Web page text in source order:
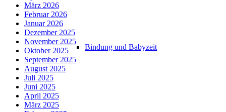
Bindung und Babyzeit
März 2026
Februar 2026
Januar 2026
Dezember 2025
November 2025
Oktober 2025
September 2025
August 2025
Juli 2025
Juni 2025
April 2025
März 2025